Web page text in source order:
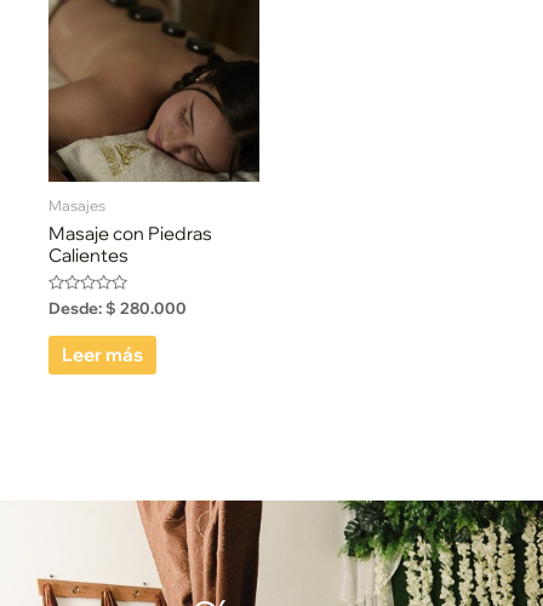
Masajes
Masaje con Piedras
Calientes
Valorado
con
0
de
Desde: $ 280.000
Leer más